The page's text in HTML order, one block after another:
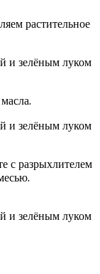
растительное
с разрыхлителем